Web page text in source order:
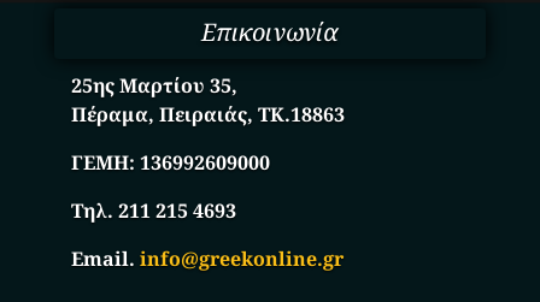
Επικοινωνία
25ης Μαρτίου 35,
Πέραμα, Πειραιάς, ΤΚ.18863
ΓΕΜΗ:136992609000
Τηλ. 211 215 4693
Email.info@greekonline.gr